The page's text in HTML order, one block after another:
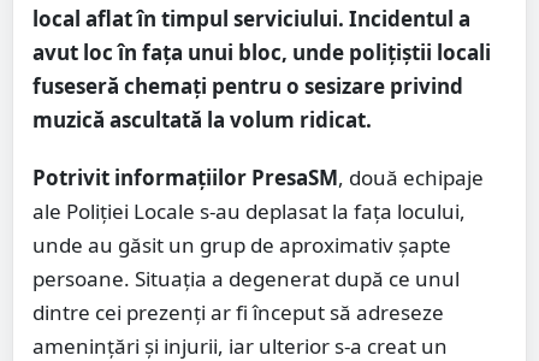
local aflat în timpul serviciului. Incidentul a
avut loc în fața unui bloc, unde polițiștii locali
fuseseră chemați pentru o sesizare privind
muzică ascultată la volum ridicat.
Potrivit informațiilor PresaSM, două echipaje
ale Poliției Locale s-au deplasat la fața locului,
unde au găsit un grup de aproximativ șapte
persoane. Situația a degenerat după ce unul
dintre cei prezenți ar fi început să adreseze
amenințări și injurii, iar ulterior s-a creat un